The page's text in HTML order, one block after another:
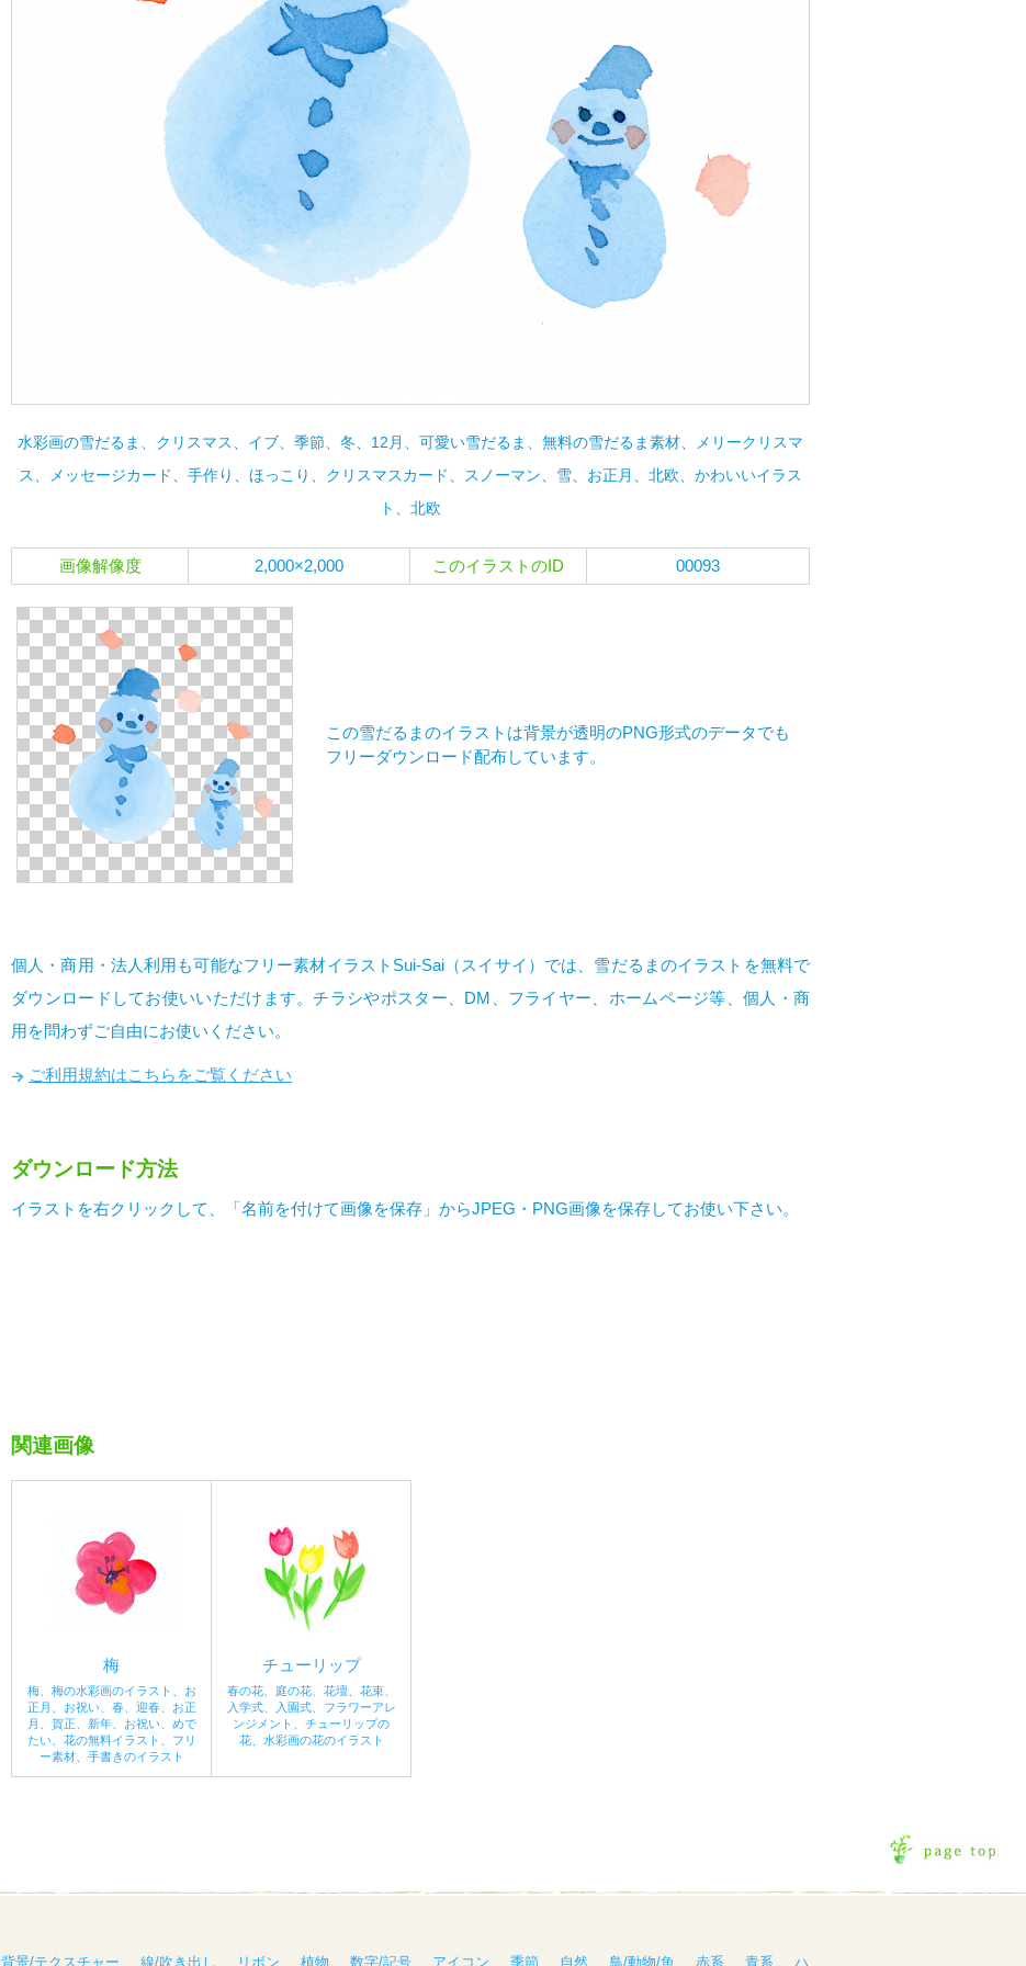
水彩画の雪だるま、クリスマス、イブ、季節、冬、12月、可愛い雪だるま、無料の雪だるま素材、メリークリスマ
ス、メッセージカード、手作り、ほっこり、クリスマスカード、スノーマン、雪、お正月、北欧、かわいいイラス
ト、北欧
画像解像度 2,000×2,000 このイラストのID 00093
この雪だるまのイラストは背景が透明のPNG形式のデータでも
フリーダウンロード配布しています。
個人・商用・法人利用も可能なフリー素材イラストSui-Sai（スイサイ）では、雪だるまのイラストを無料で
ダウンロードしてお使いいただけます。チラシやポスター、DM、フライヤー、ホームページ等、個人・商
用を問わずご自由にお使いください。
ご利用規約はこちらをご覧ください
ダウンロード方法
イラストを右クリックして、「名前を付けて画像を保存」からJPEG・PNG画像を保存してお使い下さい。
関連画像
梅
梅、梅の水彩画のイラスト、お
正月、お祝い、春、迎春、お正
月、賀正、新年、お祝い、めで
たい、花の無料イラスト、フリ
ー素材、手書きのイラスト
チューリップ
春の花、庭の花、花壇、花束、
入学式、入園式、フラワーアレ
ンジメント、チューリップの
花、水彩画の花のイラスト
背景/テクスチャー 線/吹き出し リボン 植物 数字/記号 アイコン 季節 自然 鳥/動物/魚 赤系 青系 ハ